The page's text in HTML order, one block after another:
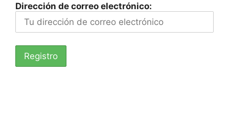
Dirección de correo electrónico: